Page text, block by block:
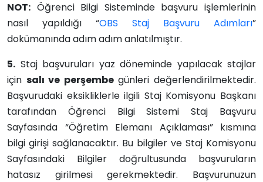
NOT: Öğrenci Bilgi Sisteminde başvuru işlemlerinin
nasıl yapıldığı “OBS Staj Başvuru Adımları”
dokümanında adım adım anlatılmıştır.
5. Staj başvuruları yaz döneminde yapılacak stajlar
için salı ve perşembe günleri değerlendirilmektedir.
Başvurudaki eksikliklerle ilgili Staj Komisyonu Başkanı
tarafından Öğrenci Bilgi Sistemi Staj Başvuru
Sayfasında “Öğretim Elemanı Açıklaması” kısmına
bilgi girişi sağlanacaktır. Bu bilgiler ve Staj Komisyonu
Sayfasındaki Bilgiler doğrultusunda başvuruların
hatasız girilmesi gerekmektedir. Başvurunuzun